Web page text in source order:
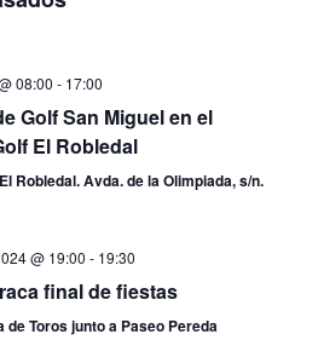
08:00 - 17:00
Golf San Miguel en el
El Robledal
Robledal. Avda. de la Olimpiada, s/n.
@ 19:00 - 19:30
final de fiestas
de Toros junto a Paseo Pereda